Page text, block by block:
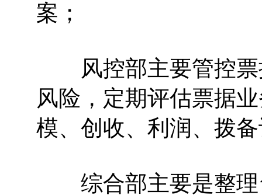
案；
风控部主要管控票
风险，定期评估票据
模、创收、利润、拨
综合部主要是整理